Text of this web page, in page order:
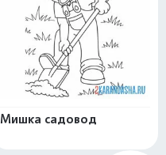
Мишка садовод